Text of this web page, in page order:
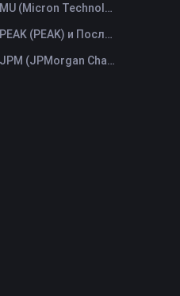
Цена Токена MU (Micron Technology) и Последний График в Реальном Времени
Цена Токена PEAK (PEAK) и Последний График в Реальном Времени
Цена Токена JPM (JPMorgan Chase) и Последний График в Реальном Времени